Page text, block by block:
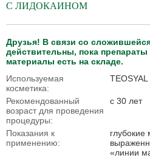
С ЛИДОКАИНОМ
Друзья! В связи со
действительны, пока
материалы есть на складе.
Используемая
косметика:
Рекомендованный
возраст для проведения
процедуры:
с 30 лет
Показания к
применению:
«линии